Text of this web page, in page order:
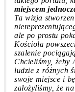
miejscem
Ta wizja
ale po prostu
Kościoła
szalenie
Chcieliśmy, żeby
ludzie z różnych
swoje miejsce i
założyliśmy, że na